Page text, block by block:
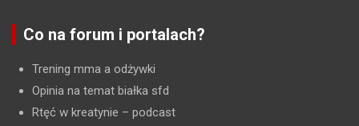
Co na forum i portalach?
Trening mma a odżywki
Opinia na temat białka sfd
Rtęć w kreatynie – podcast